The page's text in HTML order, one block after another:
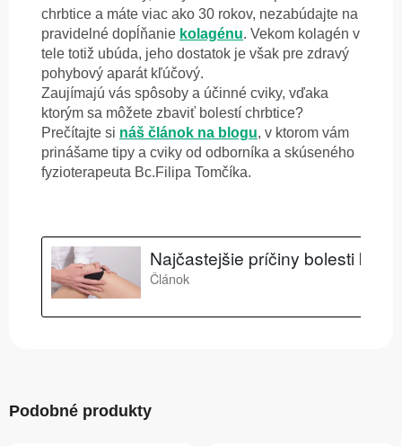
chrbtice a máte viac ako 30 rokov, nezabúdajte na
pravidelné dopĺňanie kolagénu. Vekom kolagén v
tele totiž ubúda, jeho dostatok je však pre zdravý
pohybový aparát kľúčový.
Zaujímajú vás spôsoby a účinné cviky, vďaka
ktorým sa môžete zbaviť bolestí chrbtice?
Prečítajte si náš článok na blogu, v ktorom vám
prinášame tipy a cviky od odborníka a skúseného
fyzioterapeuta Bc.Filipa Tomčíka.
Podobné produkty